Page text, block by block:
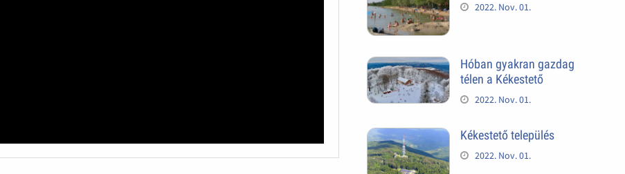
2022. Nov. 01.
Hóban gyakran gazdag
télen a Kékestető
2022. Nov. 01.
Kékestető település
2022. Nov. 01.